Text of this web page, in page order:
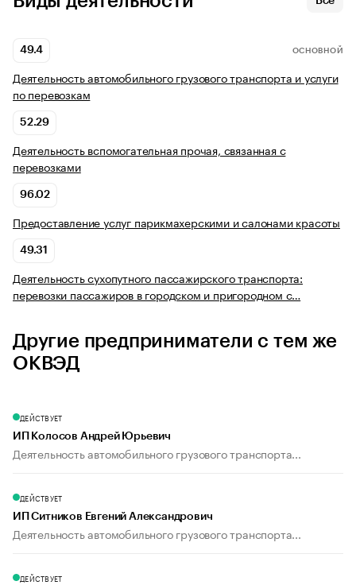
49.4 ОСНОВНОЙ
Деятельность автомобильного грузового транспорта и услуги
по перевозкам
52.29
Деятельность вспомогательная прочая, связанная с
перевозками
96.02
Предоставление услуг парикмахерскими и салонами красоты
49.31
Деятельность сухопутного пассажирского транспорта:
перевозки пассажиров в городском и пригородном с…
Другие предприниматели с тем же
ОКВЭД
ДЕЙСТВУЕТ
ИП Колосов Андрей Юрьевич
Деятельность автомобильного грузового транспорта...
ДЕЙСТВУЕТ
ИП Ситников Евгений Александрович
Деятельность автомобильного грузового транспорта...
ДЕЙСТВУЕТ